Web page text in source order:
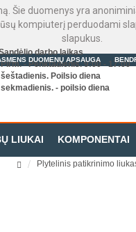
Šie duomenys yra
kompiuterį perduodami
slapukus.
DUOMENŲ APSAUGA
darbo laikas
- Penktadienis. 9:00 - 17:00
šeštadienis. Poilsio diena
sekmadienis. - poilsio diena
LIUKAI KOMPONENTAI
Plytelinis patikrinimo